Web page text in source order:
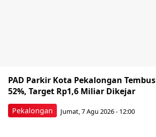
Pekalongan
PAD Parkir Kota Pekalongan Tembus
52%, Target Rp1,6 Miliar Dikejar
Jumat, 7 Agu 2026 - 12:00